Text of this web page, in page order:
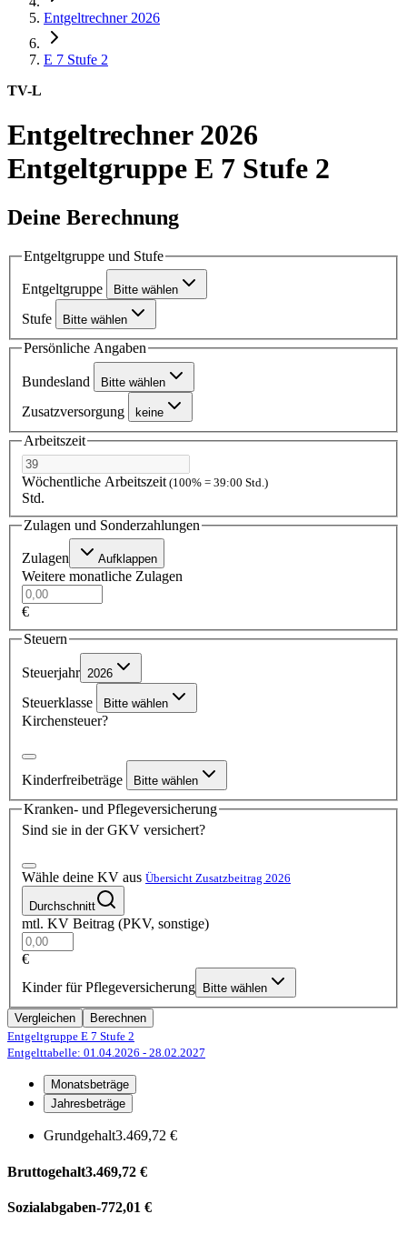
Entgeltrechner 2026
E 7 Stufe 2
TV-L
Entgeltrechner 2026
Entgeltgruppe E 7 Stufe 2
Deine Berechnung
Entgeltgruppe und Stufe
Entgeltgruppe Bitte wählen
Stufe Bitte wählen
Persönliche Angaben
Bundesland Bitte wählen
Zusatzversorgung keine
Arbeitszeit
Wöchentliche Arbeitszeit (100% = 39:00 Std.)
Std.
Zulagen und Sonderzahlungen
Zulagen Aufklappen
Weitere monatliche Zulagen
€
Steuern
Steuerjahr 2026
Steuerklasse Bitte wählen
Kirchensteuer?
Kinderfreibeträge Bitte wählen
Kranken- und Pflegeversicherung
Sind sie in der GKV versichert?
Wähle deine KV aus Übersicht Zusatzbeitrag 2026
Durchschnitt
mtl. KV Beitrag (PKV, sonstige)
€
Kinder für Pflegeversicherung
Bitte wählen
Vergleichen
Berechnen
Entgeltgruppe E 7 Stufe 2
Entgelttabelle: 01.04.2026 - 28.02.2027
Monatsbeträge
Jahresbeträge
Grundgehalt3.469,72 €
Bruttogehalt3.469,72 €
Sozialabgaben-772,01 €